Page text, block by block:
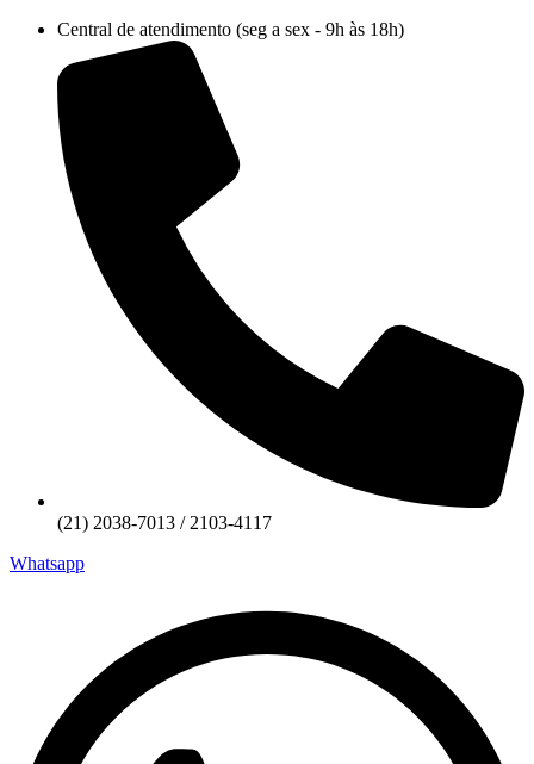
conteúdo
Central de atendimento (seg a sex - 9h às 18h)
(21) 2038-7013 / 2103-4117
Whatsapp